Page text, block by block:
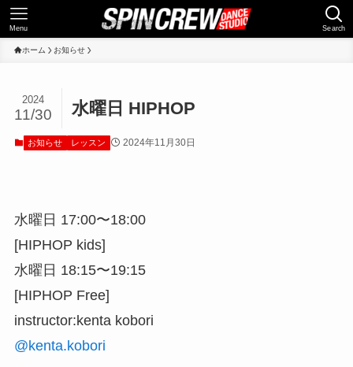
Search
Menu
ホーム お知らせ
水曜日 HIPHOP
2024
11/30
お知らせ レッスン 2024年11月30日
水曜日 17:00〜18:00
[HIPHOP kids]
水曜日 18:15〜19:15
[HIPHOP Free]
instructor:kenta kobori
@kenta.kobori